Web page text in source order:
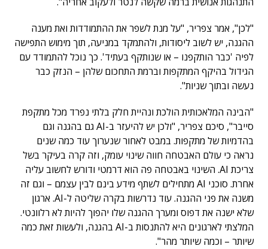
"לכן", אמר צפריר, "על מנת לשפר את ההתמודדות ואת מענה
ההגנה, יש לשוב ליסודות, ולהתמקד במניעה, תוך מימוש התפישה
לפיה 'כבר הותקפנו – או שנותקף בעתיד'. כך נוכל להתמודד עם
הגידול בהיקף המתקפות וברמת התחכום שלהן – הנזק כבר
נעשה ובתוך שניות".
"הבינה המלאכותית הולכת ונהיית חלק בלתי נפרד מכל מתקפת
סייבר", סיכם צפריר, "ולכן יש להיעזר ב-AI גם בהגנה וגם
בהדמיות של מתקפות. במבט לאחור שנערוך עוד כמה שנים
נראה כי עולם האבטחה חווה שינוי עומק, וזה קרה בעיקר בשל
צריכת AI. השינוי באבטחה פה הוא דרמטי ודורש לחשוב עליה
אחרת. סוכני AI מתחילים לשתף מידע בינם לבין עצמם – וגם זה
משנה את פני ההגנה. עוד נדרשות בקרה שליטה ל-AI. ארגון
שלא ישנה את דפוס ומערך ההגנה שלו יהפוך להיות לא רלוונטי.
המלצתי לארגונים היא להתנסות ב-AI בהגנה, ולעשות זאת כמה
שיותר – וכמה שיותר מהר".